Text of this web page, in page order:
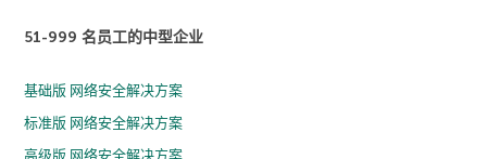
51-999 名员工的中型企业
基础版 网络安全解决方案
标准版 网络安全解决方案
高级版 网络安全解决方案